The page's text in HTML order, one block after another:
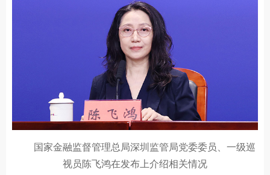
国家金融监督管理总局深圳监管局党委委员、一级巡
视员陈飞鸿在发布上介绍相关情况